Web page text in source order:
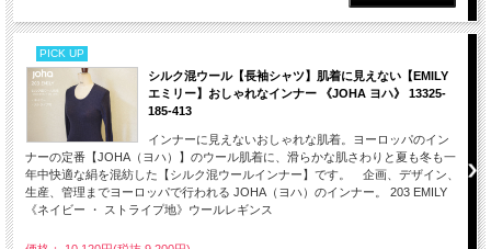
PICK UP
シルク混ウール【長袖シャツ】肌着に見えない【EMILY
エミリー】おしゃれなインナー 《JOHA ヨハ》 13325-
185-413
インナーに見えないおしゃれな肌着。ヨーロッパのイン
ナーの定番【JOHA（ヨハ）】のウール肌着に、滑らかな肌さわりと夏も冬も一
年中快適な絹を混紡した【シルク混ウールインナー】です。 企画、デザイン、
生産、管理までヨーロッパで行われる JOHA（ヨハ）のインナー。 203 EMILY
《ネイビー ・ ストライプ地》ウールレギンス